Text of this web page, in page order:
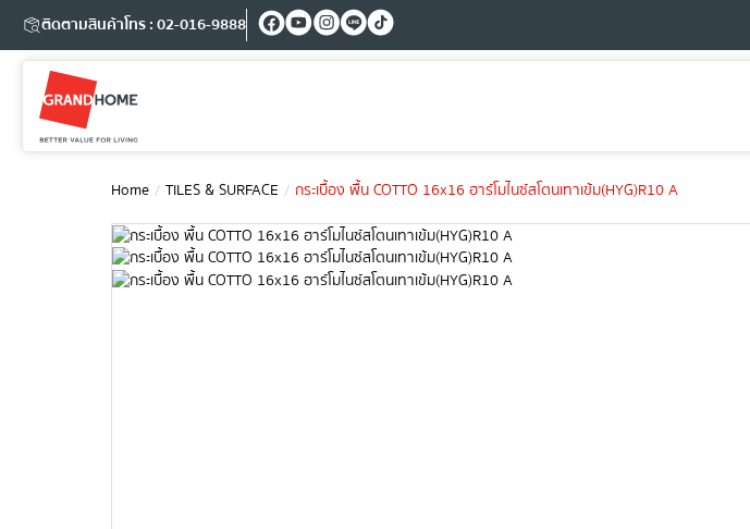
ติดตามสินค้าโทร : 02-016-9888
Home TILES & SURFACE กระเบื้อง พื้น COTTO 16x16 ฮาร์โมไนซ์สโตนเทาเข้ม(HYG)R10 A